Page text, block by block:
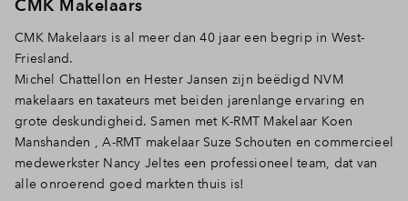
geen andere kandidaten met een financiële check en een
eerste voorkeur op het gewenste bouwnummer, dan
wordt de woning toegewezen aan jou.
Let op: in je financiële check staat dat jij – bij het door
jou opgegeven inkomen, vermogen en/of schuld – het
benodigde bedrag voor jouw gewenste woning kunt
lenen of (deels) met eigen middelen betaalt. Deze
woning wordt uiteindelijk toegewezen aan degene die
We behouden ons het recht voor om dubbele
inschrijvingen zonder nadere aankondiging te
verwijderen. Per toekomstig huishouden wordt slechts 1
inschrijving geaccepteerd.
CMK Makelaars
CMK Makelaars is al meer dan 40 jaar een begrip in West-
Friesland.
Michel Chattellon en Hester Jansen zijn beëdigd NVM
makelaars en taxateurs met beiden jarenlange ervaring en
grote deskundigheid. Samen met K-RMT Makelaar Koen
Manshanden , A-RMT makelaar Suze Schouten en commercieel
medewerkster Nancy Jeltes een professioneel team, dat van
alle onroerend goed markten thuis is!